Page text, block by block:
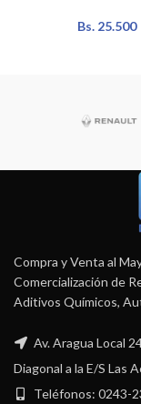
Bs.25.500
Compra y Venta al
Comercialización de
Aditivos Químicos,
Av. Aragua Local
Diagonal a la E/S Las
Teléfonos: 0243-